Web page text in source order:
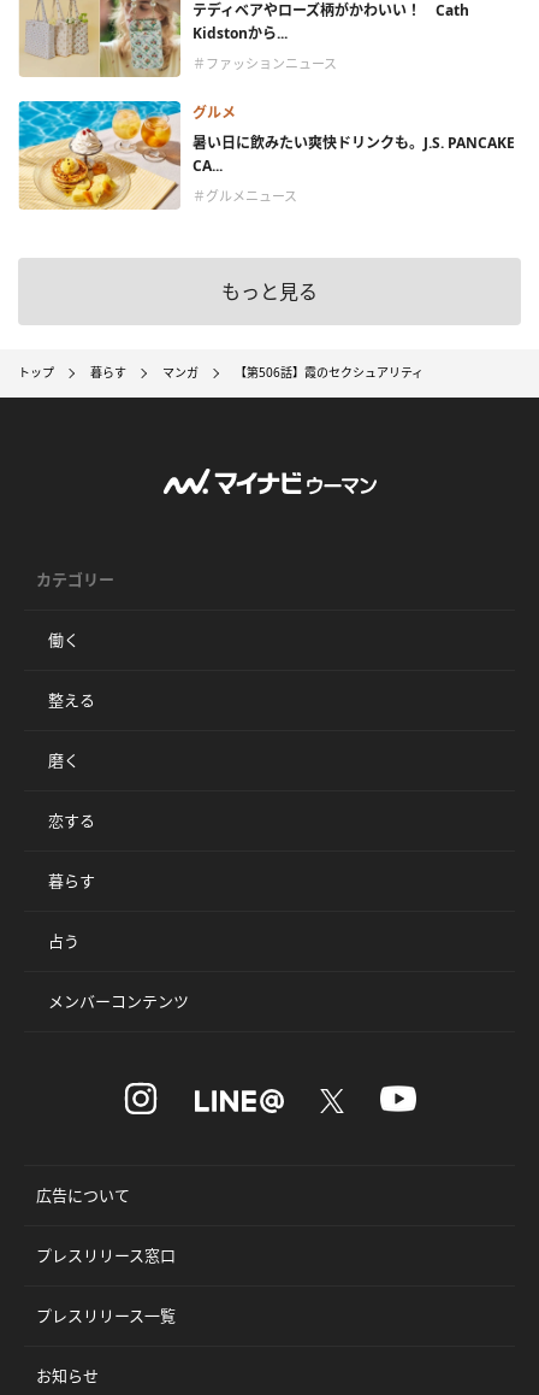
テディベアやローズ柄がかわいい！ Cath
Kidstonから...
＃ファッションニュース
グルメ
暑い日に飲みたい爽快ドリンクも。J.S. PANCAKE
CA...
＃グルメニュース
もっと見る
トップ 暮らす マンガ 【第506話】霞のセクシュアリティ
カテゴリー
働く
整える
磨く
恋する
暮らす
占う
メンバーコンテンツ
広告について
プレスリリース窓口
プレスリリース一覧
お知らせ